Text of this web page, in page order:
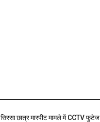
सिरसा छात्र मारपीट मामले में CCTV फुटेज